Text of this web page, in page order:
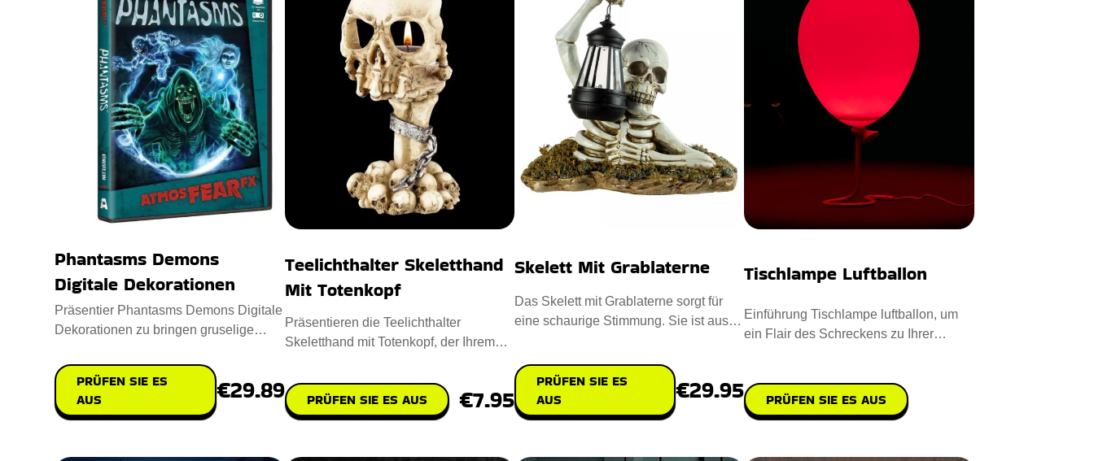
Phantasms Demons
Digitale Dekorationen
Präsentier Phantasms Demons Digitale
Dekorationen zu bringen gruselige
PRÜFEN SIE ES
AUS
€29.89
Teelichthalter Skeletthand
Mit Totenkopf
Präsentieren die Teelichthalter
Skeletthand mit Totenkopf, der Ihrem
PRÜFEN SIE ES AUS €7.95
Skelett Mit Grablaterne
Das Skelett mit Grablaterne sorgt für
eine schaurige Stimmung. Sie ist aus
PRÜFEN SIE ES
AUS
€29.95
Tischlampe Luftballon
Einführung Tischlampe luftballon, um
ein Flair des Schreckens zu Ihrer
PRÜFEN SIE ES AUS